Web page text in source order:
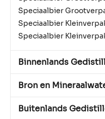
Speciaalbier
Speciaalbier
Speciaalbier
Binnenlands
Bron en
Buitenlands